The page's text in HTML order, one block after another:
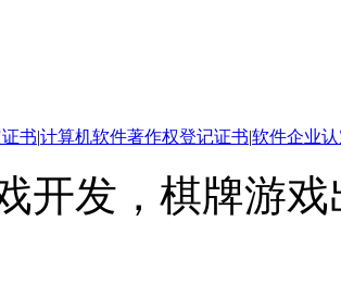
书 计算机软件著作权登记证书 软件企业
开发，棋牌游